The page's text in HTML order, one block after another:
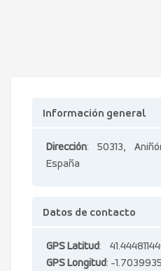
Información general
Dirección: 50313,
España
Datos de contacto
GPS Latitud:
GPS Longitud: -